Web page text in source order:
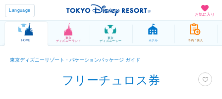
お気に入り
Language
HOME
東京
ディズニーランド
東京
ディズニーシー ホテル 予約 / 購入
東京ディズニーリゾート・バケーションパッケージ ガイド
フリーチュロス券